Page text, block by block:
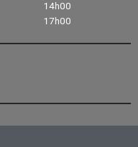
14h00
17h00